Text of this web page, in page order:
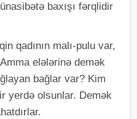
baxışı fərqlidir
qadının malı-pulu var,
elələrinə demək
bağlar var? Kim
yerdə olsunlar. Demək